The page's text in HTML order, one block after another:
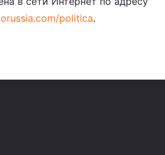
politica.